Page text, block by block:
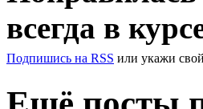
всегда в
Подпишись на RSS или укажи свой